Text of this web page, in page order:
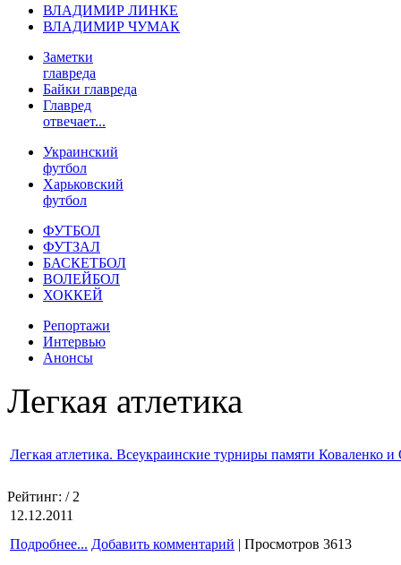
ВЛАДИМИР ЛИНКЕ
ВЛАДИМИР ЧУМАК
Заметки
главреда
Байки главреда
Главред
отвечает...
Украинский
футбол
Харьковский
футбол
ФУТБОЛ
ФУТЗАЛ
БАСКЕТБОЛ
ВОЛЕЙБОЛ
ХОККЕЙ
Репортажи
Интервью
Анонсы
Легкая атлетика
Легкая атлетика. Всеукраинские турниры памяти Коваленко
Рейтинг: / 2
12.12.2011
Подробнее... Добавить комментарий | Просмотров 3613